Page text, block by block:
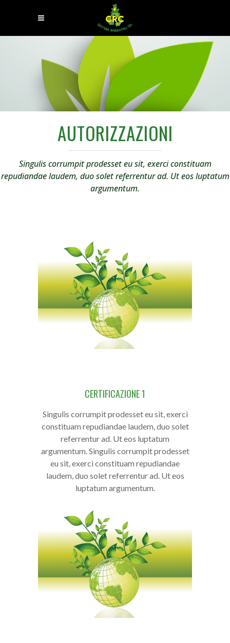
AUTORIZZAZIONI
Singulis corrumpit prodesset eu sit, exerci constituam
repudiandae laudem, duo solet referrentur ad. Ut eos luptatum
argumentum.
CERTIFICAZIONE 1
Singulis corrumpit prodesset eu sit, exerci
constituam repudiandae laudem, duo solet
referrentur ad. Ut eos luptatum
argumentum. Singulis corrumpit prodesset
eu sit, exerci constituam repudiandae
laudem, duo solet referrentur ad. Ut eos
luptatum argumentum.